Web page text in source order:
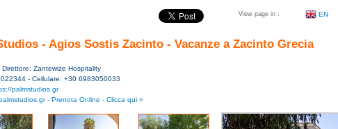
View page in : EN
- Agios Sostis Zacinto - Vacanze a Zacinto Grecia
Zantewize Hospitality
- Cellulare: +30 6983050033
palmstudios.gr
- Prenota Online - Clicca qui »